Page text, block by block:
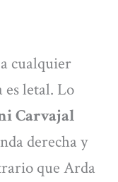
cualquier
es letal. Lo
Carvajal
derecha y
que Arda